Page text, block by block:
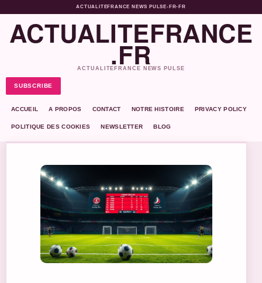
ACTUALITEFRANCE NEWS PULSE• FR-FR
ACTUALITEFRANCE
.FR
ACTUALITEFRANCE NEWS PULSE
SUBSCRIBE
ACCUEIL A PROPOS CONTACT NOTRE HISTOIRE PRIVACY POLICY
POLITIQUE DES COOKIES NEWSLETTER BLOG